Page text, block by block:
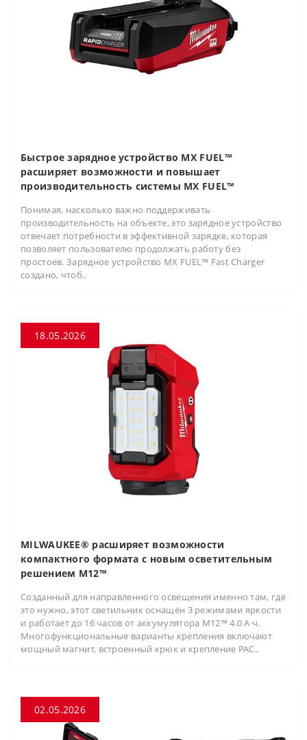
Быстрое зарядное устройство MX FUEL™
расширяет возможности и повышает
производительность системы MX FUEL™
Понимая, насколько важно поддерживать
производительность на объекте, это зарядное устройство
отвечает потребности в эффективной зарядке, которая
позволяет пользователю продолжать работу без
простоев. Зарядное устройство MX FUEL™ Fast Charger
создано, чтоб..
18.05.2026
MILWAUKEE® расширяет возможности
компактного формата с новым осветительным
решением M12™
Созданный для направленного освещения именно там, где
это нужно, этот светильник оснащён 3 режимами яркости
и работает до 16 часов от аккумулятора M12™ 4.0 А·ч.
Многофункциональные варианты крепления включают
мощный магнит, встроенный крюк и крепление PAC..
02.05.2026